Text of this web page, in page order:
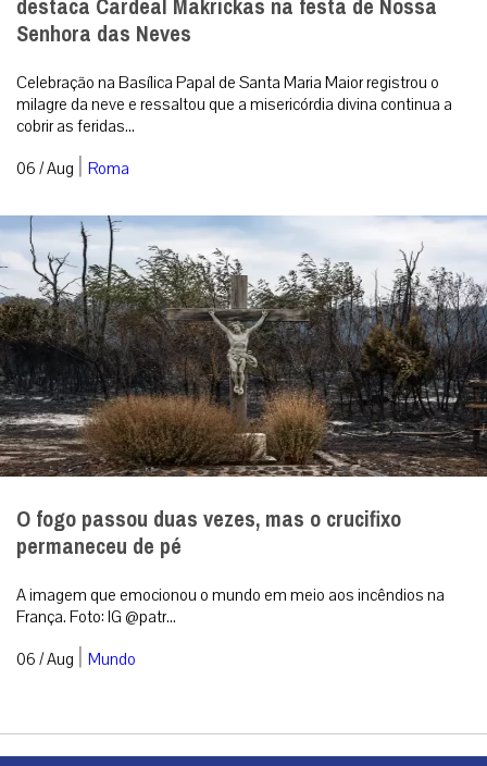
Senhora das Neves
Celebração na Basílica Papal de Santa Maria Maior registrou o
milagre da neve e ressaltou que a misericórdia divina continua a
cobrir as feridas...
06 / Aug | Roma
O fogo passou duas vezes, mas o crucifixo
permaneceu de pé
A imagem que emocionou o mundo em meio aos incêndios na
França. Foto: IG @patr...
06 / Aug | Mundo